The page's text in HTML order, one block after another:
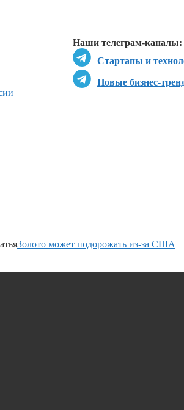
Наши телеграм-каналы:
Стартапы и
Новые бизнес-
Золото может подорожать из-за США